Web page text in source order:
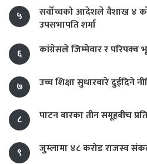
५
सर्वोच्चको आदेशले वैशाख ४
उपसभापति शर्मा
६
कांग्रेसले जिम्मेवार र परिपक्व
७ उच्च शिक्षा सुधारबारे दुईदिने
८ पाटन बारका तीन समूहबीच
९ जुम्लामा ४८ करोड राजस्व